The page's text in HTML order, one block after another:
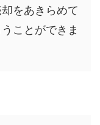
をあきらめて
ことができま